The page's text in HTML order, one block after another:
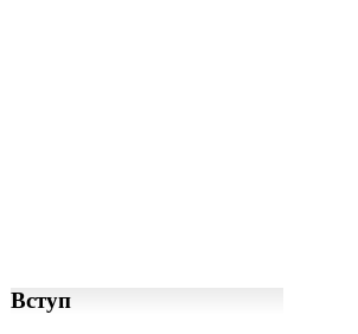
Вступ